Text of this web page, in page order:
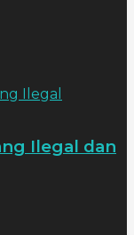
Ilegal
Ilegal dan